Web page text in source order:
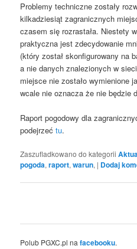
Problemy techniczne zostały
kilkadziesiąt zagranicznych
czasem się rozrastała. Niestety
praktyczna jest zdecydowanie
(który został skonfigurowany na
a nie danych znalezionych w
miejsce nie zostało wymienione
wcale nie oznacza że nie będzie
Raport pogodowy dla
podejrzećtu.
Zaszufladkowano do kategorii
pogoda,raport,warun, | Dodaj
Polub PGXC.pl nafacebooku.